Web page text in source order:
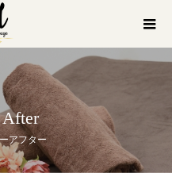
After
アフター